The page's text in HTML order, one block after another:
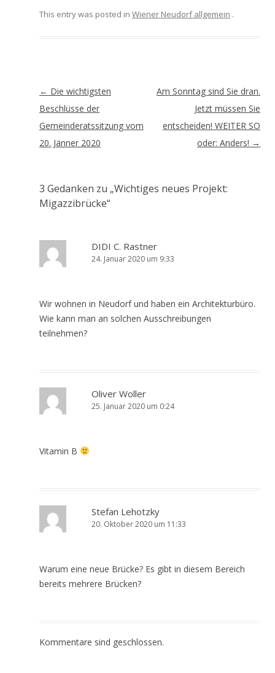
This entry was posted in Wiener Neudorf allgemein .
Artikel-
Navigation
← Die wichtigsten
Beschlüsse der
Gemeinderatssitzung vom
20. Jänner 2020
Am Sonntag sind Sie dran.
Jetzt müssen Sie
entscheiden! WEITER SO
oder: Anders! →
3 Gedanken zu „Wichtiges neues Projekt:
Migazzibrücke“
DIDI C. Rastner
24. Januar 2020 um 9:33
Wir wohnen in Neudorf und haben ein Architekturbüro.
Wie kann man an solchen Ausschreibungen
teilnehmen?
Oliver Woller
25. Januar 2020 um 0:24
Vitamin B
Stefan Lehotzky
20. Oktober 2020 um 11:33
Warum eine neue Brücke? Es gibt in diesem Bereich
bereits mehrere Brücken?
Kommentare sind geschlossen.